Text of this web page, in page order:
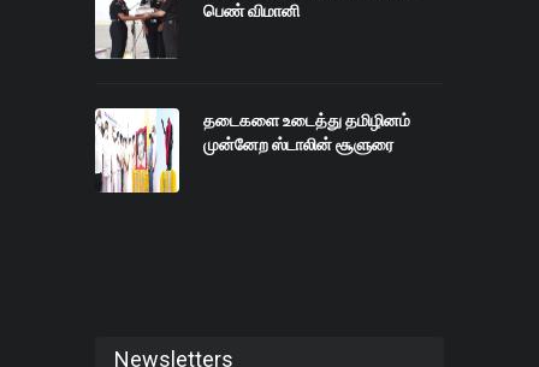
பெண் விமானி
தடைகளை உடைத்து தமிழினம்
முன்னேற ஸ்டாலின் சூளுரை
Newsletters